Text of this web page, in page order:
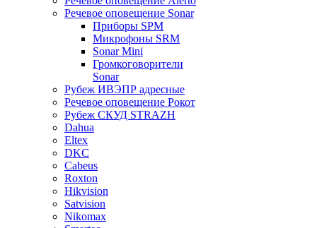
Речевое оповещение Sonar
Приборы SPM
Микрофоны SRM
Sonar Mini
Громкоговорители
Sonar
Рубеж ИВЭПР адресные
Речевое оповещение Рокот
Рубеж СКУД STRAZH
Dahua
Eltex
DKC
Cabeus
Roxton
Hikvision
Satvision
Nikomax